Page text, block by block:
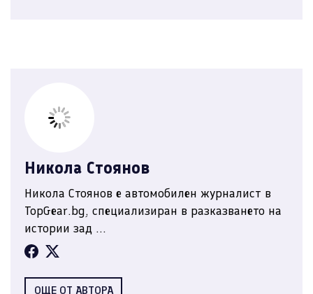
Никола Стоянов
Никола Стоянов е автомобилен журналист в
TopGear.bg, специализиран в разказването на
истории зад ...
ОЩЕ ОТ АВТОРА